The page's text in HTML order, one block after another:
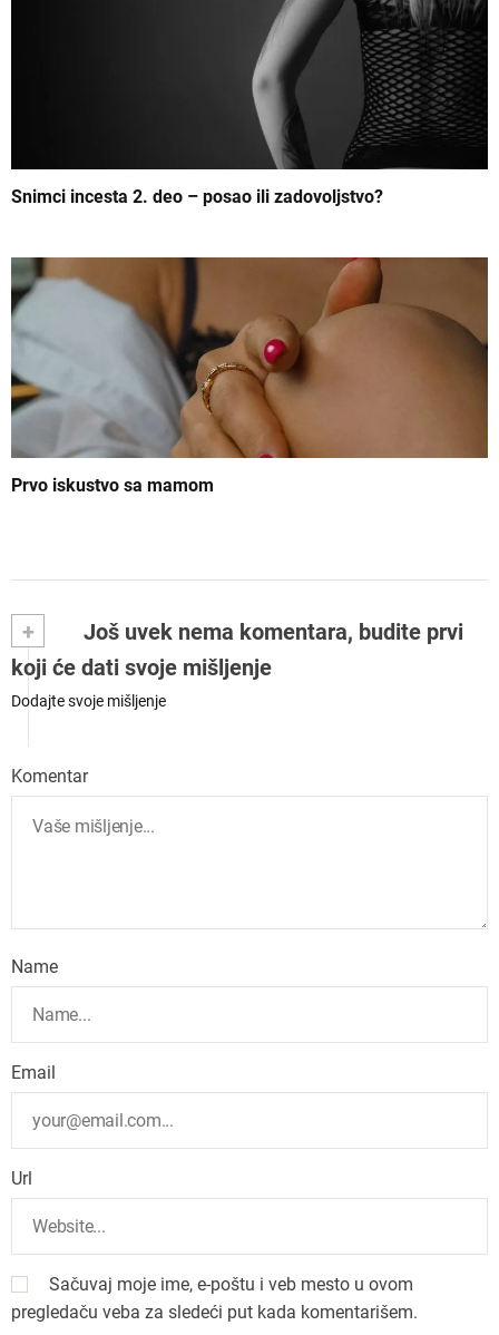
Snimci incesta 2. deo – posao ili zadovoljstvo?
Prvo iskustvo sa mamom
+
Još uvek nema komentara, budite prvi
koji će dati svoje mišljenje
Dodajte svoje mišljenje
Komentar
Name
Email
Url
Sačuvaj moje ime, e-poštu i veb mesto u ovom
pregledaču veba za sledeći put kada komentarišem.